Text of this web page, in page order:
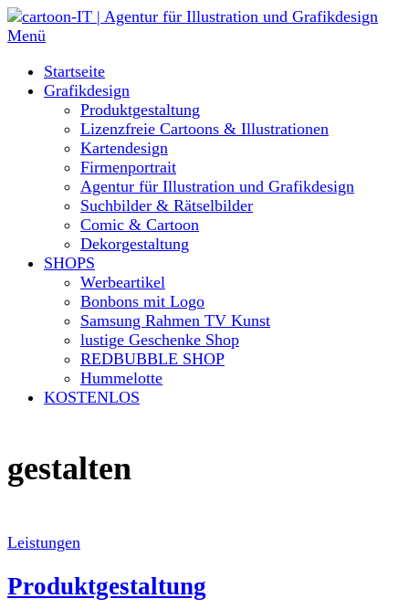
Direkt
zum
Menü
Startseite
Grafikdesign
Produktgestaltung
Lizenzfreie Cartoons & Illustrationen
Kartendesign
Firmenportrait
Agentur für Illustration und Grafikdesign
Suchbilder & Rätselbilder
Comic & Cartoon
Dekorgestaltung
SHOPS
Werbeartikel
Bonbons mit Logo
Samsung Rahmen TV Kunst
lustige Geschenke Shop
REDBUBBLE SHOP
Hummelotte
KOSTENLOS
gestalten
Leistungen
Produktgestaltung